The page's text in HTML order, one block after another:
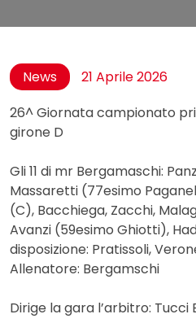
News
21 Aprile 2026
26^ Giornata campionato
girone D
Gli 11 di mr Bergamaschi:
Massaretti (77esimo
(C), Bacchiega, Zacchi,
Avanzi (59esimo Ghiotti),
disposizione: Pratissoli,
Allenatore: Bergamschi
Dirige la gara l’arbitro: Tucci